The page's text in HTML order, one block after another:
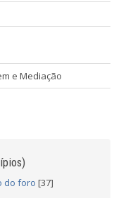
e Mediação
do foro [37]